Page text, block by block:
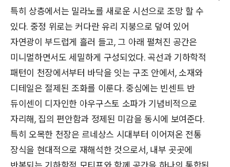
특히 상층에서는 밀라노를 새로운 시선으로 조망 할 수
있다. 중정 위로는 커다란 유리 지붕으로 덮여 있어
자연광이 부드럽게 흘러 들고, 그 아래 펼쳐진 공간은
미니멀하면서도 세밀하게 구성되었다. 곡선과 기하학적
패턴이 천장에서부터 바닥을 잇는 구조 안에서, 소재와
디테일은 절제된 조화를 이룬다. 중심에는 빈센트 반
듀이센이 디자인한 아우구스토 소파가 기념비적으로
자리해, 집의 편안함과 정제된 미감을 동시에 보여준다.
특히 오목한 천장은 르네상스 시대부터 이어져온 전통
장식을 현대적으로 재해석한 것으로서, 내부 곳곳에